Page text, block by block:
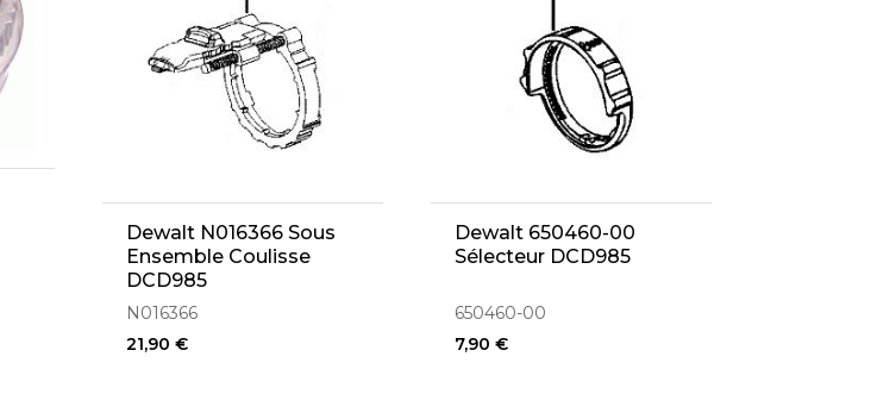
Dewalt N016366 Sous
Ensemble Coulisse
DCD985
N016366
21,90 €
Dewalt 650460-00
Sélecteur DCD985
650460-00
7,90 €